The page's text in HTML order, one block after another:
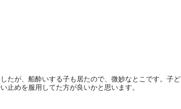
たが、船酔いする子も居たので、微妙なとこです。子ど
止めを服用してた方が良いかと思います。